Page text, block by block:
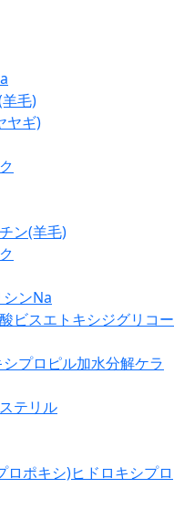
毛)
ヤギ)
ン(羊毛)
ンNa
ビスエトキシジグリコー
プロピル加水分解ケラ
テリル
ポキシ)ヒドロキシプロ